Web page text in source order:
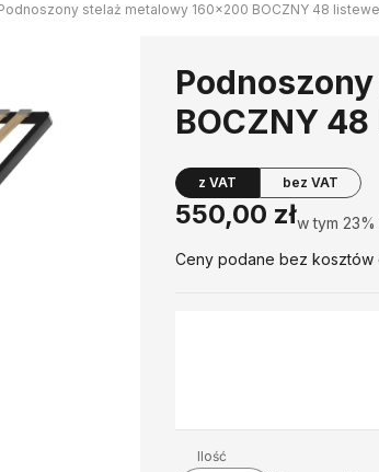
stelaż metalowy 160x200 BOCZNY 48
BOCZNY
z VAT bez VAT
Cena
550,00 złw tym 23%
w tym 23%
Ceny podane bez kosztów
Ilość